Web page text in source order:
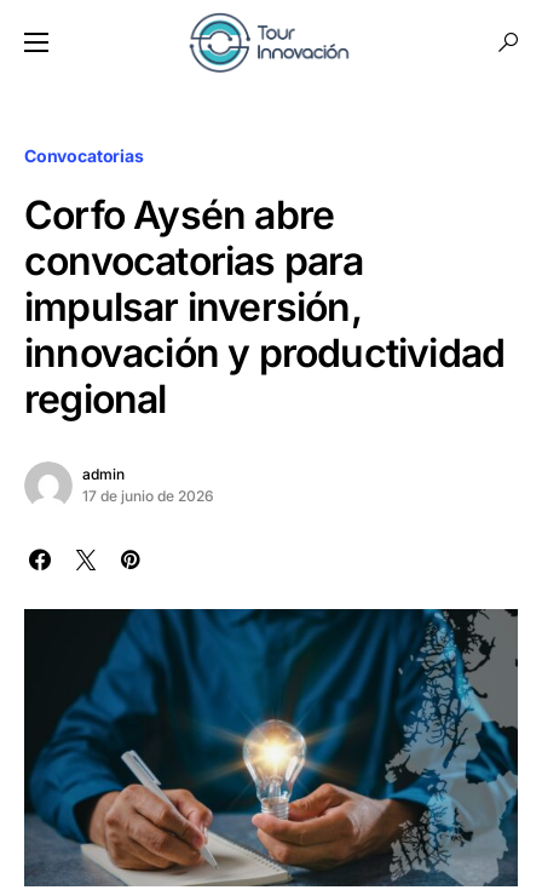
Convocatorias
Corfo Aysén abre
convocatorias para
impulsar inversión,
innovación y productividad
regional
admin
17 de junio de 2026